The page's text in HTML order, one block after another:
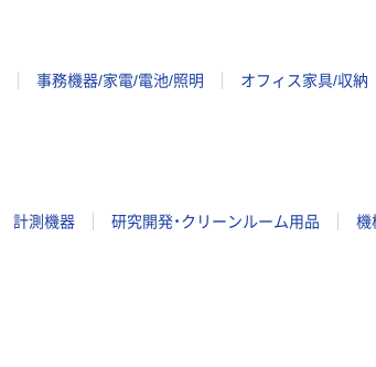
事務機器/家電/電池/照明 オフィス家具/収納
計測機器 研究開発・クリーンルーム用品 機